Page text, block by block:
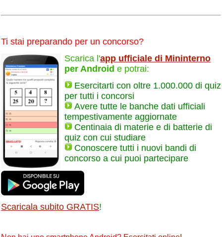
Ti stai preparando per un concorso?
Scarica l'app ufficiale di Mininterno
per Android e potrai:
Esercitarti con oltre 1.000.000 di quiz
per tutti i concorsi
Avere tutte le banche dati ufficiali
tempestivamente aggiornate
Centinaia di materie e di batterie di
quiz con cui studiare
Conoscere tutti i nuovi bandi di
concorso a cui puoi partecipare
Scaricala subito GRATIS!